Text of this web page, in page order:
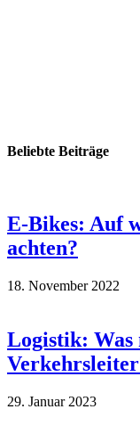
Beliebte Beiträge
E-Bikes: Auf
achten?
18. November 2022
Logistik: Was
29. Januar 2023